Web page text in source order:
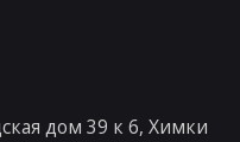
дом 39 к 6, Химки